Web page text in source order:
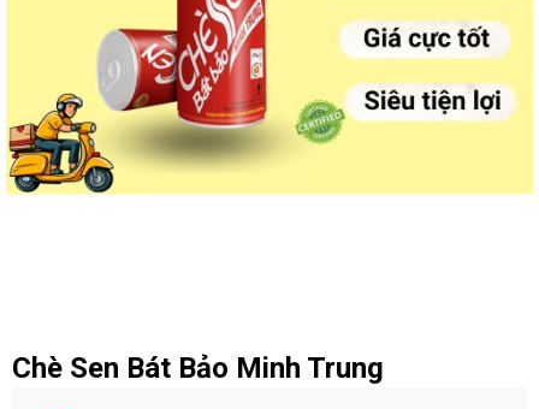
Chè Sen Bát Bảo Minh Trung